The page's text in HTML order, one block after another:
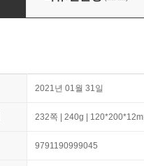
2021년 01월 31일
232쪽 | 240g |
9791190999045